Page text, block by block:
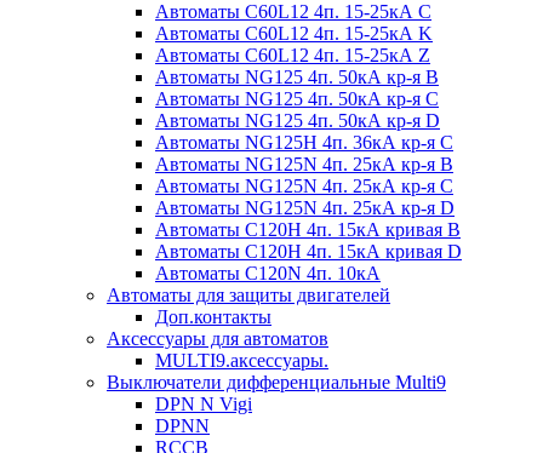
Автоматы C60L12 4п. 15-25кА C
Автоматы C60L12 4п. 15-25кА K
Автоматы C60L12 4п. 15-25кА Z
Автоматы NG125 4п. 50кА кр-я B
Автоматы NG125 4п. 50кА кр-я C
Автоматы NG125 4п. 50кА кр-я D
Автоматы NG125H 4п. 36кА кр-я C
Автоматы NG125N 4п. 25кА кр-я B
Автоматы NG125N 4п. 25кА кр-я C
Автоматы NG125N 4п. 25кА кр-я D
Автоматы С120H 4п. 15кА кривая B
Автоматы С120H 4п. 15кА кривая D
Автоматы С120N 4п. 10кА
Автоматы для защиты двигателей
Доп.контакты
Аксессуары для автоматов
MULTI9.аксессуары.
Выключатели дифференциальные Multi9
DPN N Vigi
DPNN
RCCB